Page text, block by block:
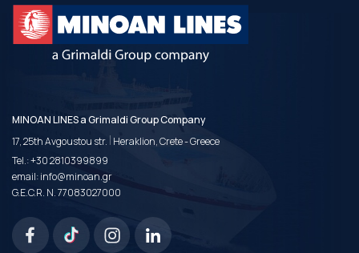
MINOAN LINES a Grimaldi Group Company
17, 25th Avgoustou str. | Heraklion, Crete - Greece
Tel.:+30 2810399899
email:info@minoan.gr
G.E.C.R. N. 77083027000